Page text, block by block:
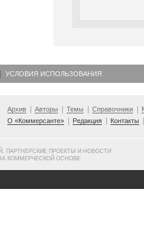
УСЛОВИЯ ИСПОЛЬЗОВАНИЯ
Архив Авторы Темы Справочники
О «Коммерсанте»
Редакция Контакты
ПАРТНЕРСКИЕ ПРОЕКТЫ И НОВОСТИ
КОММЕРЧЕСКОЙ ОСНОВЕ